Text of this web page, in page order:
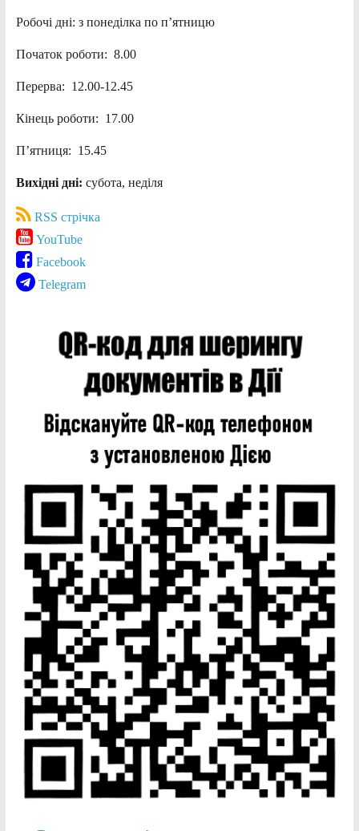
Робочі дні: з понеділка по п’ятницю
Початок роботи: 8.00
Перерва: 12.00-12.45
Кінець роботи: 17.00
П’ятниця: 15.45
Вихідні дні: субота, неділя
RSS стрічка
YouTube
Facebook
Telegram